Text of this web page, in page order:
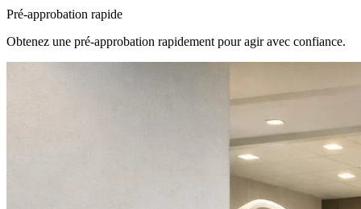
Pré-approbation rapide
Obtenez une pré-approbation rapidement pour agir avec confiance.